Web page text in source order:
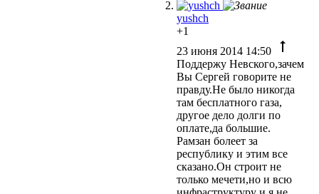
yushch
+1
23 июня 2014 14:50
Поддержу Невского,зачем
Вы Сергей говорите не
правду.Не было никогда
там бесплатного газа,
другое дело долги по
оплате,да большие.
Рамзан болеет за
республику и этим все
сказано.Он строит не
только мечети,но и всю